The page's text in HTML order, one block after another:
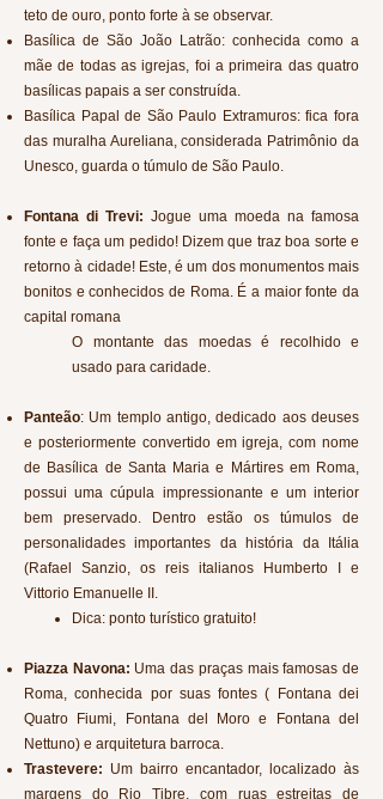
teto de ouro, ponto forte à se observar.
Basílica de São João Latrão: conhecida como a
mãe de todas as igrejas, foi a primeira das quatro
basílicas papais a ser construída.
Basílica Papal de São Paulo Extramuros: fica fora
das muralha Aureliana, considerada Patrimônio da
Unesco, guarda o túmulo de São Paulo.
Fontana di Trevi: Jogue uma moeda na famosa
fonte e faça um pedido! Dizem que traz boa sorte e
retorno à cidade! Este, é um dos monumentos mais
bonitos e conhecidos de Roma. É a maior fonte da
capital romana
O montante das moedas é recolhido e
usado para caridade.
Panteão: Um templo antigo, dedicado aos deuses
e posteriormente convertido em igreja, com nome
de Basílica de Santa Maria e Mártires em Roma,
possui uma cúpula impressionante e um interior
bem preservado. Dentro estão os túmulos de
personalidades importantes da história da Itália
(Rafael Sanzio, os reis italianos Humberto I e
Vittorio Emanuelle II.
Dica: ponto turístico gratuito!
Piazza Navona: Uma das praças mais famosas de
Roma, conhecida por suas fontes ( Fontana dei
Quatro Fiumi, Fontana del Moro e Fontana del
Nettuno) e arquitetura barroca.
Trastevere: Um bairro encantador, localizado às
margens do Rio Tibre, com ruas estreitas de